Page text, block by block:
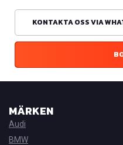
KONTAKTA OSS VIA
MÄRKEN
Audi
BMW